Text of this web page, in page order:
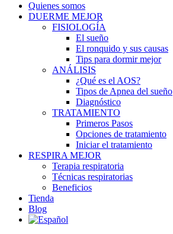
Quienes somos
DUERME MEJOR
FISIOLOGÍA
El sueño
El ronquido y sus causas
Tips para dormir mejor
ANÁLISIS
¿Qué es el AOS?
Tipos de Apnea del sueño
Diagnóstico
TRATAMIENTO
Primeros Pasos
Opciones de tratamiento
Iniciar el tratamiento
RESPIRA MEJOR
Terapia respiratoria
Técnicas respiratorias
Beneficios
Tienda
Blog